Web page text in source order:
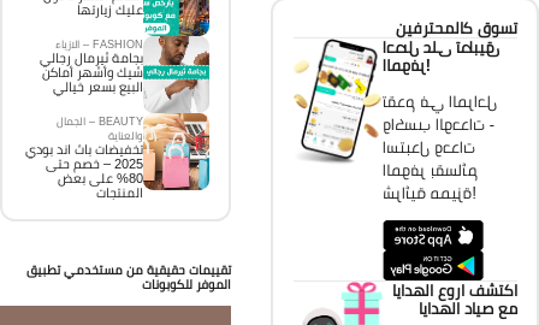
تسوق كالمحترفين
احصل على تطبيق
الموفر!
تقدم في المراحل
واكسب الوحدات -
استبدل وحدات
الموفر بقسائم
شرائية مميزة!
اكتشف اروع الهدايا
مع صياد الهدايا
عليك زيارتها
FASHION – الازياء
بجامة ثيرمال رجالي
شيك وأشهر أماكن
البيع بسعر خيالي
BEAUTY – الجمال
والعناية
تخفيضات باث اند بودي
2025 – خصم حتى
80% على بعض
المنتجات
تقييمات حقيقية من مستخدمي تطبيق
الموفر للكوبونات